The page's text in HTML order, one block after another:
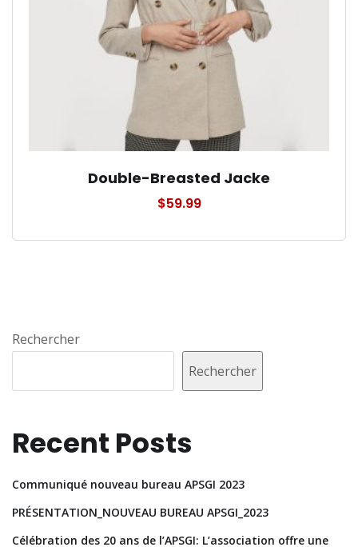
Double-Breasted Jacke
$59.99
Rechercher
Rechercher
Recent Posts
Communiqué nouveau bureau APSGI 2023
PRÉSENTATION_NOUVEAU BUREAU APSGI_2023
Célébration des 20 ans de l’APSGI: L’association offre une